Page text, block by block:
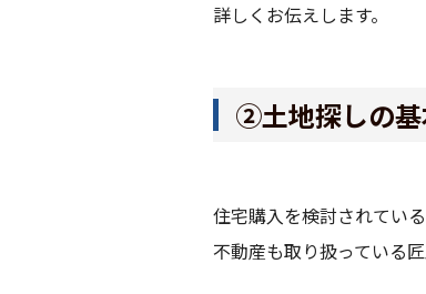
詳しくお伝えします。
②土地探しの
住宅購入を検討されてい
不動産も取り扱っている